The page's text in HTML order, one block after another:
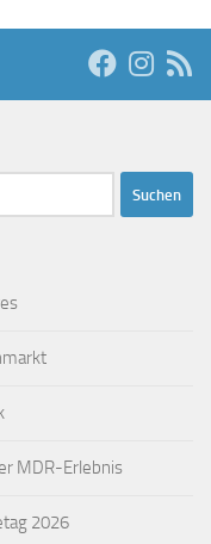
MDR-Erlebnis
2026